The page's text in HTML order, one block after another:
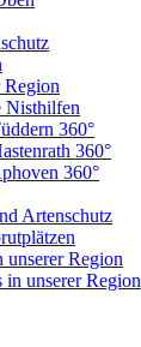
Nisthilfen
360°
360°
360°
Artenschutz
unserer Region
in unserer Region